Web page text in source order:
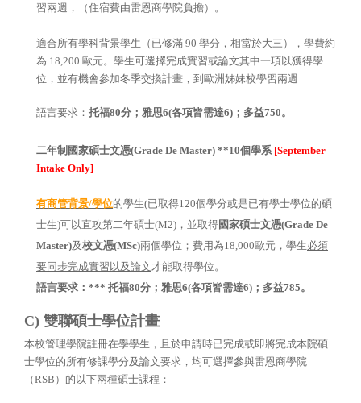
習兩週，（住宿費由雷恩商學院負擔）。
適合所有學科背景學生（已修滿 90 學分，相當於大三），學費約
為 18,200 歐元。學生可選擇完成實習或論文其中一項以獲得學
位，並有機會參加冬季交換計畫，到歐洲姊妹校學習兩週
語言要求： 托福80分；雅思6(各項皆需達6)；多益750。
二年制國家碩士文憑(Grade De Master) **10個學系 [September
Intake Only]
有商管背景/學位的學生(已取得120個學分或是已有學士學位的碩
士生)可以直攻第二年碩士(M2)，並取得國家碩士文憑(Grade De
Master)及校文憑(MSc)兩個學位；費用為18, 000歐元，學生必須
要同步完成實習以及論文才能取得學位。
語言要求：*** 托福80分；雅思6(各項皆需達6)；多益785。
C) 雙聯碩士學位計畫
本校管理學院註冊在學學生，且於申請時已完成或即將完成本院碩
士學位的所有修課學分及論文要求，均可選擇參與雷恩商學院
（RSB）的以下兩種碩士課程：